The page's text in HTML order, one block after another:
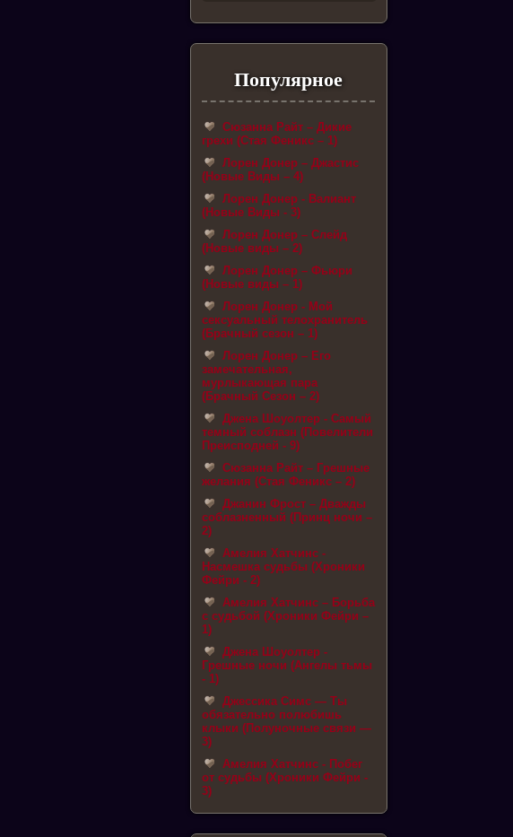
Популярное
Сюзанна Райт – Дикие
грехи (Стая Феникс – 1)
Лорен Донер – Джастис
(Новые Виды – 4)
Лорен Донер - Валиант
(Новые Виды - 3)
Лорен Донер – Слейд
(Новые виды – 2)
Лорен Донер – Фьюри
(Новые виды – 1)
Лорен Донер - Мой
сексуальный телохранитель
(Брачный сезон – 1)
Лорен Донер – Его
замечательная,
мурлыкающая пара
(Брачный Сезон – 2)
Джена Шоуолтер - Самый
темный соблазн (Повелители
Преисподней - 9)
Сюзанна Райт – Грешные
желания (Стая Феникс – 2)
Джанин Фрост – Дважды
соблазненный (Принц ночи –
2)
Амелия Хатчинс -
Насмешка судьбы (Хроники
Фейри - 2)
Амелия Хатчинс – Борьба
с судьбой (Хроники Фейри –
1)
Джена Шоуолтер -
Грешные ночи (Ангелы тьмы
- 1)
Джессика Симс — Ты
обязательно полюбишь
клыки (Полуночные связи —
3)
Амелия Хатчинс - Побег
от судьбы (Хроники Фейри -
3)